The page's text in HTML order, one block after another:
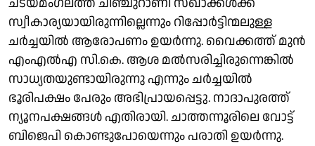
സ്വീകാര്യയായിരുന്നില്ലെന്നും റിപ്പോർട്ടിന്മലുള്ള
ചർച്ചയിൽ ആരോപണം ഉയർന്നു. വൈക്കത്ത് മുൻ
എംഎൽഎ സി.കെ. ആശ മൽസരിച്ചിരുന്നെങ്കിൽ
സാധ്യതയുണ്ടായിരുന്നു എന്നും ചർച്ചയിൽ
ഭൂരിപക്ഷം പേരും അഭിപ്രായപ്പെട്ടു. നാദാപുരത്ത്
ന്യൂനപക്ഷങ്ങൾ എതിരായി. ചാത്തന്നൂരിലെ വോട്ട്
ബിജെപി കൊണ്ടുപോയെന്നും പരാതി ഉയർന്നു.